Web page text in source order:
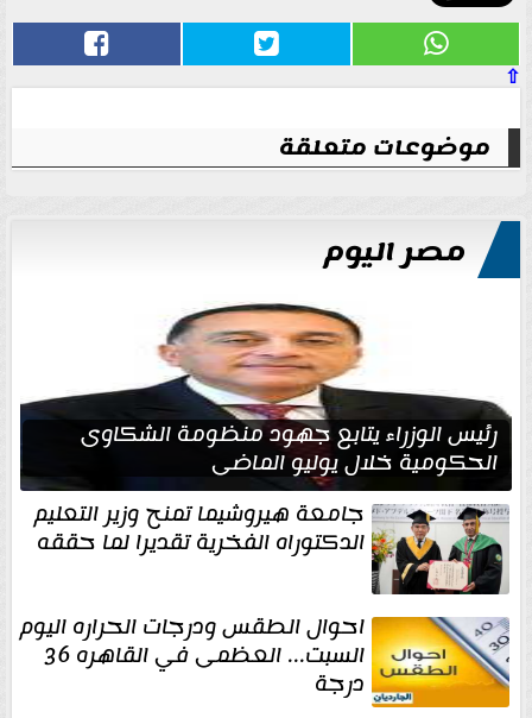
⇧
موضوعات متعلقة
مصر اليوم
رئيس الوزراء يتابع جهود منظومة الشكاوى
الحكومية خلال يوليو الماضي
جامعة هيروشيما تمنح وزير التعليم
الدكتوراه الفخرية تقديرا لما حققه
احوال الطقس ودرجات الحراره اليوم
السبت... العظمى في القاهره 36
درجة